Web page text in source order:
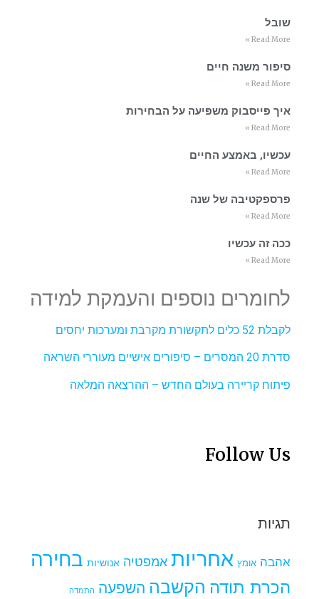
שובל
Read More »
סיפור משנה חיים
Read More »
איך פייסבוק משפיעה על הבחירות
Read More »
עכשיו, באמצע החיים
Read More »
פרספקטיבה של שנה
Read More »
ככה זה עכשיו
Read More »
לחומרים נוספים והעמקת למידה
לקבלת 52 כלים לתקשורת מקרבת ומערכות יחסים
סדרת 20 המסרים – סיפורים אישיים מעוררי השראה
פיתוח קריירה בעולם החדש – ההרצאה המלאה
Follow Us
תגיות
אהבה אומץ אחריות אמפטיה אנושיות בחירה
הכרת תודה הקשבה השפעה התמדה